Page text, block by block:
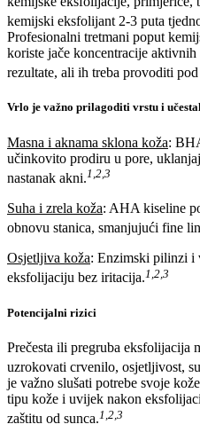
kemijski eksfolijant 2-3 puta
Profesionalni tretmani poput
koriste jače koncentracije
rezultate, ali ih treba provoditi
Vrlo je važno prilagoditi vrstu i
Masna i aknama sklona koža:
učinkovito prodiru u pore,
nastanak akni.1,2,3
Suha i zrela koža: AHA kiseline
obnovu stanica, smanjujući fine
Osjetljiva koža: Enzimski pilinzi i
eksfolijaciju bez iritacija.1,2,3
Potencijalni rizici
Prečesta ili pregruba eksfolijacija
uzrokovati crvenilo, osjetljivost,
je važno slušati potrebe svoje
tipu kože i uvijek nakon
zaštitu od sunca.1,2,3